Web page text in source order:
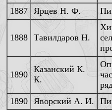
1887 Ярцев Н. Ф.
1888 Тавилдаров Н.
1890
Казанский К.
К.
1890 Яворский А. И.